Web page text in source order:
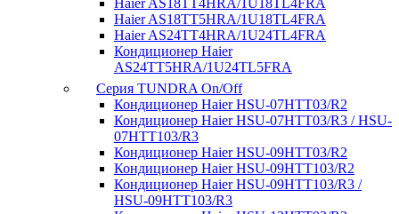
Haier AS18TT4HRA/1U18TL4FRA
Haier AS18TT5HRA/1U18TL4FRA
Haier AS24TT4HRA/1U24TL4FRA
Кондиционер Haier
AS24TT5HRA/1U24TL5FRA
Серия TUNDRA On/Off
Кондиционер Haier HSU-07HTT03/R2
Кондиционер Haier HSU-07HTT03/R3 / HSU-
07HTT103/R3
Кондиционер Haier HSU-09HTT03/R2
Кондиционер Haier HSU-09HTT103/R2
Кондиционер Haier HSU-09HTT103/R3 /
HSU-09HTT103/R3